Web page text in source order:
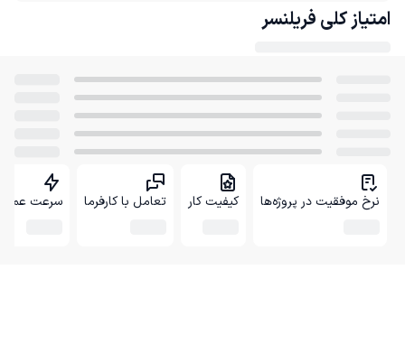
امتیاز کلی فریلنسر
نرخ موفقیت در پروژه‌ها کیفیت کار تعامل با کارفرما سرعت عمل